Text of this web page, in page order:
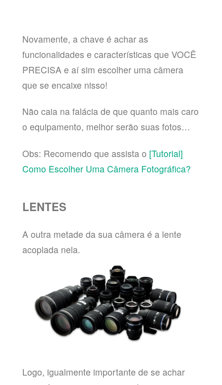
Novamente, a chave é achar as
funcionalidades e características que VOCÊ
PRECISA e aí sim escolher uma câmera
que se encaixe nisso!
Não caia na falácia de que quanto mais caro
o equipamento, melhor serão suas fotos…
Obs: Recomendo que assista o [Tutorial]
Como Escolher Uma Câmera Fotográfica?
LENTES
A outra metade da sua câmera é a lente
acoplada nela.
Logo, igualmente importante de se achar